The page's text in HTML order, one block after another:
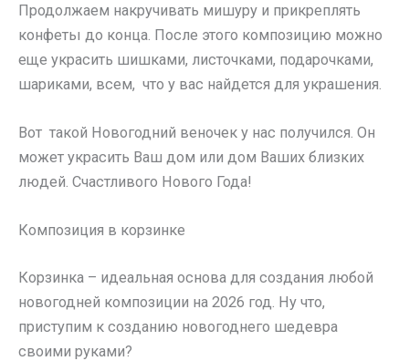
Продолжаем накручивать мишуру и прикреплять
конфеты до конца. После этого композицию можно
еще украсить шишками, листочками, подарочками,
шариками, всем, что у вас найдется для украшения.
Вот такой Новогодний веночек у нас получился. Он
может украсить Ваш дом или дом Ваших близких
людей. Счастливого Нового Года!
Композиция в корзинке
Корзинка – идеальная основа для создания любой
новогодней композиции на 2026 год. Ну что,
приступим к созданию новогоднего шедевра
своими руками?